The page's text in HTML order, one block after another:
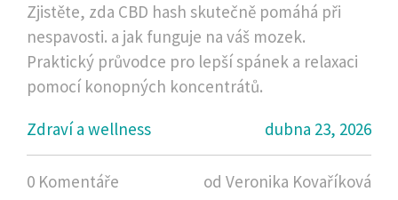
Zjistěte, zda CBD hash skutečně pomáhá při
nespavosti. a jak funguje na váš mozek.
Praktický průvodce pro lepší spánek a relaxaci
pomocí konopných koncentrátů.
Zdraví a wellness
dubna 23, 2026
0 Komentáře od Veronika Kovaříková